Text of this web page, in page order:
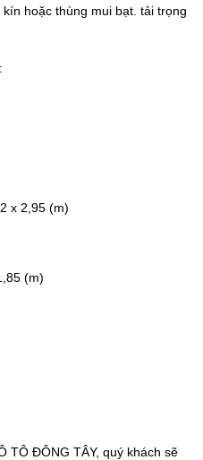
hoặc thùng mui bạt. tải trọng
x 2,95 (m)
(m)
TÔ ĐÔNG TÂY, quý khách sẽ